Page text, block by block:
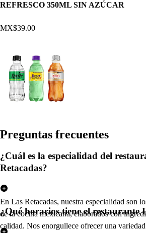
REFRESCO 350ML SIN AZÚCAR
MX$39.00
Preguntas frecuentes
¿Cuál es la especialidad del
Retacadas?
En Las Retacadas, nuestra especialidad son
de la cocina mexicana, elaborados con
calidad. Nos enorgullece ofrecer una
¿Qué horarios tiene el restaurante